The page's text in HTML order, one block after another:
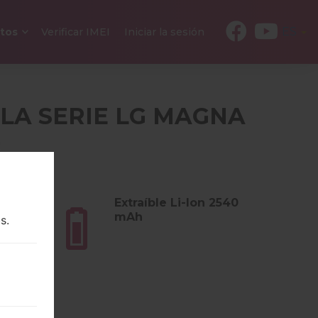
Verificar IMEI Iniciar la sesión
SERIE LG MAGNA
Extraíble Li-Ion 2540
mAh